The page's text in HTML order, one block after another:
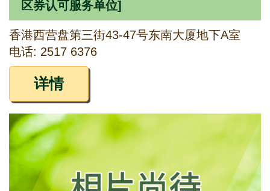
区券认可服务单位]
香港西营盘第三街43-47号东南大厦地下A室
电话: 2517 6376
详情